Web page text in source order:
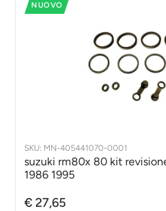
NUOVO
SKU: MN-405441070-0001
suzuki rm80x 80 kit
1986 1995
€ 27,65